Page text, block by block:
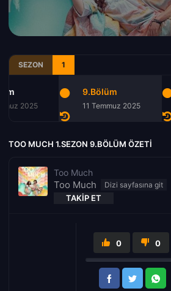
SEZON 1
2025
9.Bölüm
11 Temmuz 2025
TOO MUCH 1.SEZON 9.BÖLÜM ÖZETI
Too Much
Too Much
TAKIP ET
0 0